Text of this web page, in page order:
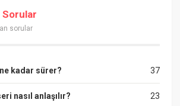
sorular
37
kadar sürer?
23
nasıl anlaşılır?